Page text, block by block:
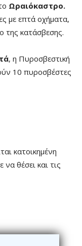
Ωραιόκαστρο.
με επτά οχήματα,
της κατάσβεσης.
, η Πυροσβεστική
10 πυροσβέστες
κατοικημένη
θέσει και τις